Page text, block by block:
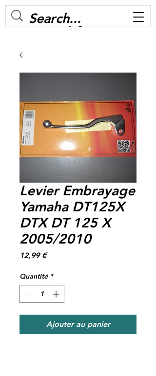
MC BIKE Perpignan
Levier Embrayage
Yamaha DT125X
DTX DT 125 X
2005/2010
12,99 €Prix
Quantité *
Ajouter au panier